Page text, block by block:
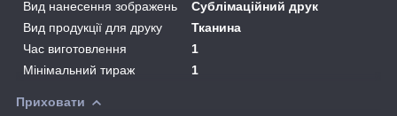
Вид нанесення зображень
Сублімаційний друк
Вид продукції для друку
Тканина
Час виготовлення
1
Мінімальний тираж
1
Приховати